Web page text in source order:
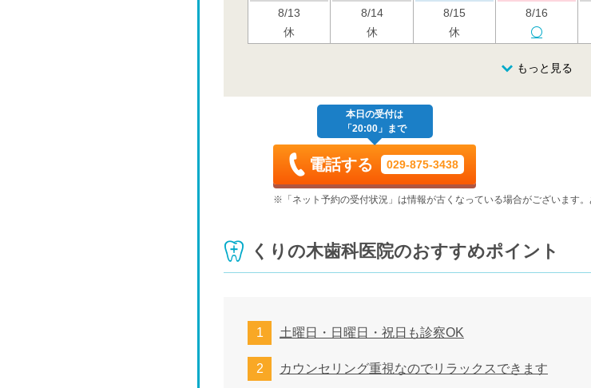
8/13
休
8/14
休
8/15
休
8/16
8/23
金
8/28
木
9/3
金
9/4
土
9/5
9/10 9/11 9/12 9/13
9/24 9/25 9/26 9/27
もっと見る
本日の受付は
「20:00」まで
電話する 029-875-3438
※「ネット予約の受付状況」は情報が古くなっている場合がございます。
くりの木歯科医院のおすすめポイント
土曜日・日曜日・祝日も診察OK
カウンセリング重視なのでリラックスできます